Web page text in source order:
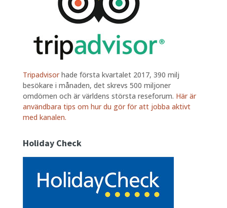
Tripadvisorhade första kvartalet 2017, 390 milj
besökare i månaden, det skrevs 500 miljoner
omdömen och är världens största reseforum. Här är
användbara tips om hur du gör för att jobba aktivt
med kanalen.
Holiday Check